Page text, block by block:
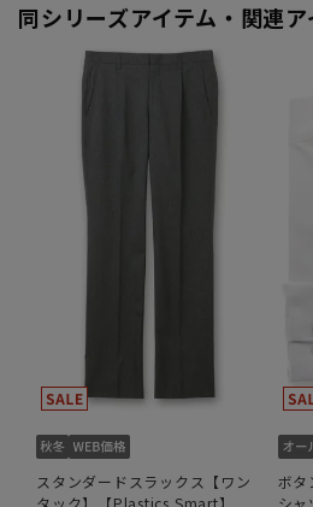
同シリーズアイテム・関連ア
スタンダードスラックス【ワン
タック】【Plastics Smart】
ボタ
シャ